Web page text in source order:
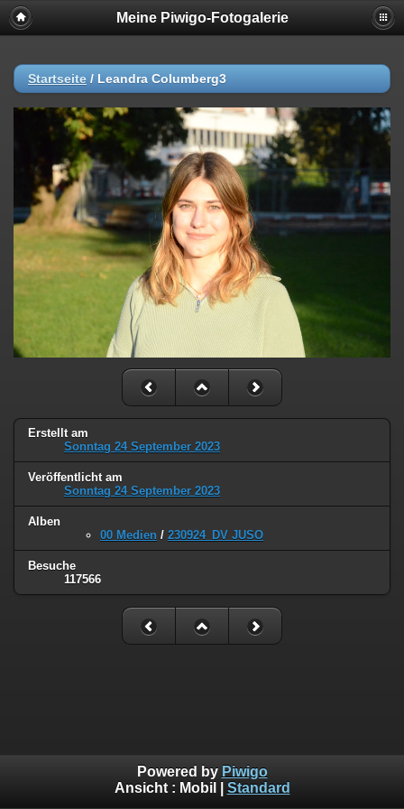
Meine Piwigo-Fotogalerie
Startseite / Leandra Columberg3
Erstellt am
Sonntag 24 September 2023
Veröffentlicht am
Sonntag 24 September 2023
Alben
00 Medien / 230924_DV JUSO
Besuche
117566
Powered by Piwigo
Ansicht : Mobil Standard